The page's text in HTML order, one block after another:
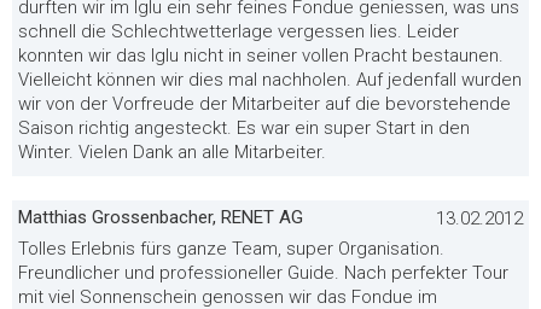
durften wir im Iglu ein sehr feines Fondue geniessen, was uns
schnell die Schlechtwetterlage vergessen lies. Leider
konnten wir das Iglu nicht in seiner vollen Pracht bestaunen.
Vielleicht können wir dies mal nachholen. Auf jedenfall wurden
wir von der Vorfreude der Mitarbeiter auf die bevorstehende
Saison richtig angesteckt. Es war ein super Start in den
Winter. Vielen Dank an alle Mitarbeiter.
Matthias Grossenbacher, RENET AG
13.02.2012
Tolles Erlebnis fürs ganze Team, super Organisation.
Freundlicher und professioneller Guide. Nach perfekter Tour
mit viel Sonnenschein genossen wir das Fondue im